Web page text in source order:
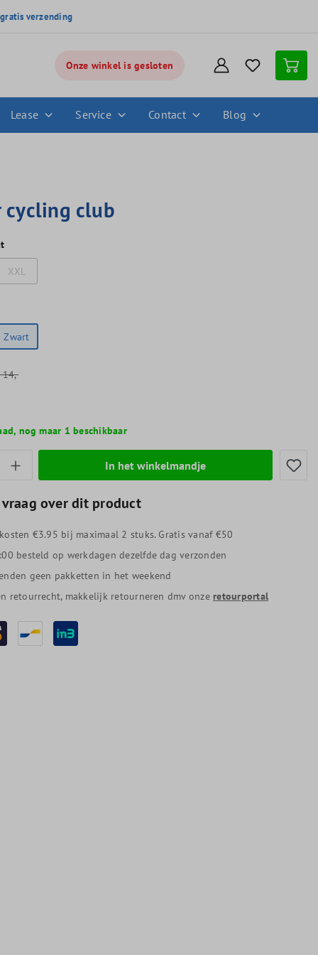
gratis verzending
Onze winkel is gesloten
Lease Service Contact Blog
club
XXL
Zwart
14,-
nog maar 1 beschikbaar
Voer de gewenste
In het winkelmandje
over dit product
€3.95 bij maximaal 2 stuks. Gratis vanaf €50
besteld op werkdagen dezelfde dag verzonden
geen pakketten in het weekend
retourrecht, makkelijk retourneren dmv onze retourportal